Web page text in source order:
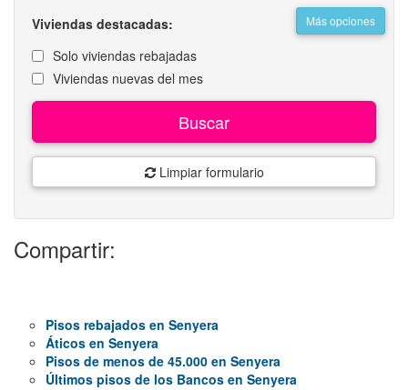
Más opciones
Viviendas destacadas:
Solo viviendas rebajadas
Viviendas nuevas del mes
Buscar
Limpiar formulario
Compartir:
Pisos rebajados en Senyera
Áticos en Senyera
Pisos de menos de 45.000 en Senyera
Últimos pisos de los Bancos en Senyera